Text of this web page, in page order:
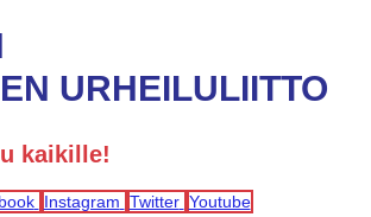
URHEILULIITTO
kaikille!
Instagram Twitter Youtube